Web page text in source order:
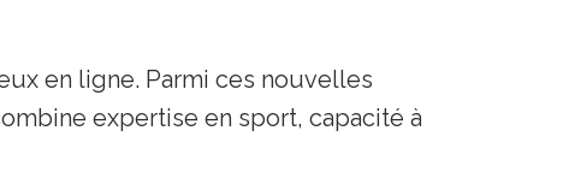
en ligne. Parmi ces nouvelles
expertise en sport, capacité à